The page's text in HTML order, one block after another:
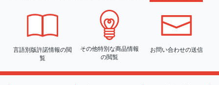
言語別版許諾情報の閲
覧
その他特別な商品情報
の閲覧
お問い合わせの送信